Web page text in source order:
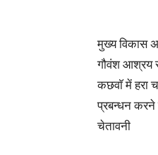
मुख्य विकास
गौवंश आश्रय
कछवाॅ में हरा
प्रबन्धन
चेतावनी